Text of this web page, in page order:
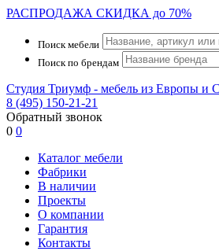
РАСПРОДАЖА СКИДКА до 70%
Поиск мебели
Поиск по брендам
Студия Триумф - мебель из Европы
8 (495) 150-21-21
Обратный звонок
0 0
Каталог мебели
Фабрики
В наличии
Проекты
О компании
Гарантия
Контакты